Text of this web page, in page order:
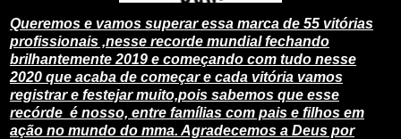
Queremos e vamos superar essa marca de 55 vitórias
profissionais ,nesse recorde mundial fechando
brilhantemente 2019 e começando com tudo nesse
2020 que acaba de começar e cada vitória vamos
registrar e festejar muito,pois sabemos que esse
recórde é nosso, entre famílias com pais e filhos em
ação no mundo do mma. Agradecemos a Deus por